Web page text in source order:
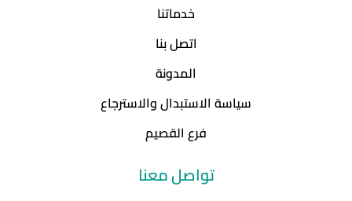
خدماتنا
اتصل بنا
المدونة
سياسة الاستبدال والاسترجاع
فرع القصيم
تواصل معنا